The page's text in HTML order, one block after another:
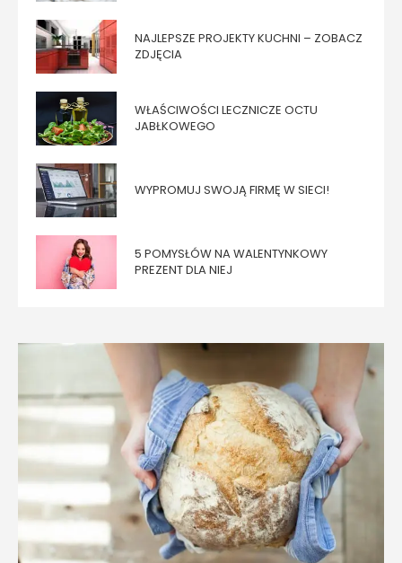
NAJLEPSZE PROJEKTY KUCHNI – ZOBACZ
ZDJĘCIA
WŁAŚCIWOŚCI LECZNICZE OCTU
JABŁKOWEGO
WYPROMUJ SWOJĄ FIRMĘ W SIECI!
5 POMYSŁÓW NA WALENTYNKOWY
PREZENT DLA NIEJ